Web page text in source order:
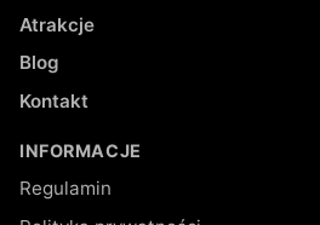
Atrakcje
Blog
Kontakt
INFORMACJE
Regulamin